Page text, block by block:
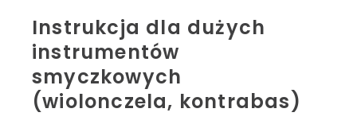
Instrukcja dla dużych
instrumentów
smyczkowych
(wiolonczela, kontrabas)